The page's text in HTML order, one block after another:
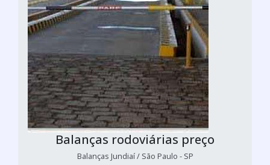
Balanças rodoviárias preço
Balanças Jundiaí / São Paulo - SP